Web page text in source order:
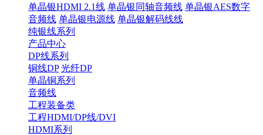
单晶银HDMI 2.1线 单晶银同轴音频线 单晶银AES数字
音频线 单晶银电源线 单晶银解码线线
纯银线系列
产品中心
DP线系列
铜线DP 光纤DP
单晶铜系列
音频线
工程装备类
工程HDMI/DP线/DVI
HDMI系列